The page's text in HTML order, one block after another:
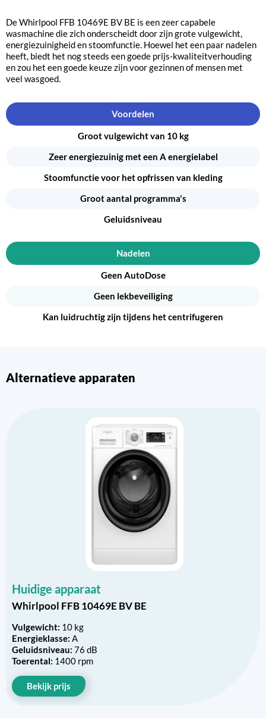
De Whirlpool FFB 10469E BV BE is een zeer capabele
wasmachine die zich onderscheidt door zijn grote vulgewicht,
energiezuinigheid en stoomfunctie. Hoewel het een paar nadelen
heeft, biedt het nog steeds een goede prijs-kwaliteitverhouding
en zou het een goede keuze zijn voor gezinnen of mensen met
veel wasgoed.
Voordelen
Groot vulgewicht van 10 kg
Zeer energiezuinig met een A energielabel
Stoomfunctie voor het opfrissen van kleding
Groot aantal programma's
Geluidsniveau
Nadelen
Geen AutoDose
Geen lekbeveiliging
Kan luidruchtig zijn tijdens het centrifugeren
Alternatieve apparaten
Huidige apparaat
Whirlpool FFB 10469E BV BE
Vulgewicht: 10 kg
Energieklasse: A
Geluidsniveau: 76 dB
Toerental: 1400 rpm
Bekijk prijs